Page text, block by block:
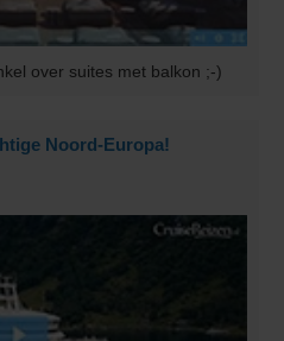
over suites met balkon ;-)
Noord-Europa!